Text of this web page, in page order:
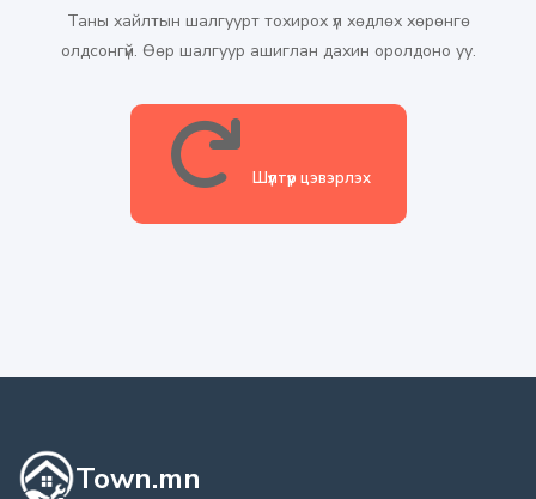
Таны хайлтын шалгуурт тохирох үл хөдлөх хөрөнгө
олдсонгүй. Өөр шалгуур ашиглан дахин оролдоно уу.
Шүүлтүүр цэвэрлэх
Town.mn